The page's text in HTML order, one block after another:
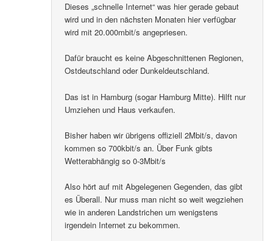
Dieses „schnelle Internet“ was hier gerade gebaut
wird und in den nächsten Monaten hier verfügbar
wird mit 20.000mbit/s angepriesen.
Dafür braucht es keine Abgeschnittenen Regionen,
Ostdeutschland oder Dunkeldeutschland.
Das ist in Hamburg (sogar Hamburg Mitte). Hilft nur
Umziehen und Haus verkaufen.
Bisher haben wir übrigens offiziell 2Mbit/s, davon
kommen so 700kbit/s an. Über Funk gibts
Wetterabhängig so 0-3Mbit/s
Also hört auf mit Abgelegenen Gegenden, das gibt
es Überall. Nur muss man nicht so weit wegziehen
wie in anderen Landstrichen um wenigstens
irgendein Internet zu bekommen.